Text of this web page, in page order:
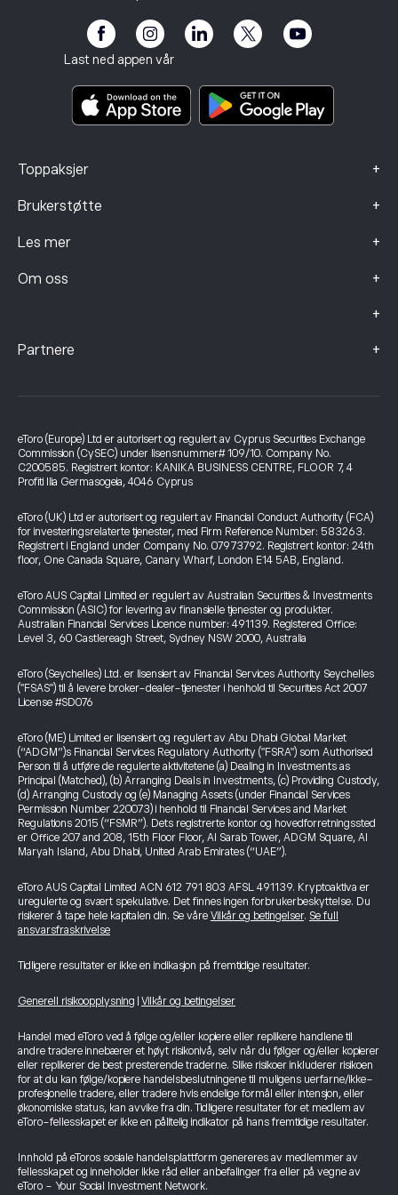
Last ned appen vår
Toppaksjer +
Brukerstøtte +
Les mer +
Om oss +
+
Risikoopplysning
Betingelser og vilkår
Nøkkelinformasjonsdokumenter
Klagedata (FCA-klienter)
Partnere +
Investeringsforsikring
eToro (Europe) Ltd er autorisert og regulert av Cyprus Securities Exchange
Commission (CySEC) under lisensnummer# 109/10. Company No.
C200585. Registrert kontor: KANIKA BUSINESS CENTRE, FLOOR 7, 4
Profiti Ilia Germasogeia, 4046 Cyprus
eToro (UK) Ltd er autorisert og regulert av Financial Conduct Authority (FCA)
for investeringsrelaterte tjenester, med Firm Reference Number: 583263.
Registrert i England under Company No. 07973792. Registrert kontor: 24th
floor, One Canada Square, Canary Wharf, London E14 5AB, England.
eToro AUS Capital Limited er regulert av Australian Securities & Investments
Commission (ASIC) for levering av finansielle tjenester og produkter.
Australian Financial Services Licence number: 491139. Registered Office:
Level 3, 60 Castlereagh Street, Sydney NSW 2000, Australia
eToro (Seychelles) Ltd. er lisensiert av Financial Services Authority Seychelles
("FSAS") til å levere broker-dealer-tjenester i henhold til Securities Act 2007
License #SD076
eToro (ME) Limited er lisensiert og regulert av Abu Dhabi Global Market
(“ADGM”)s Financial Services Regulatory Authority ("FSRA") som Authorised
Person til å utføre de regulerte aktivitetene (a) Dealing in Investments as
Principal (Matched), (b) Arranging Deals in Investments, (c) Providing Custody,
(d) Arranging Custody og (e) Managing Assets (under Financial Services
Permission Number 220073) i henhold til Financial Services and Market
Regulations 2015 (“FSMR”). Dets registrerte kontor og hovedforretningssted
er Office 207 and 208, 15th Floor Floor, Al Sarab Tower, ADGM Square, Al
Maryah Island, Abu Dhabi, United Arab Emirates (“UAE”).
eToro AUS Capital Limited ACN 612 791 803 AFSL 491139. Kryptoaktiva er
uregulerte og svært spekulative. Det finnes ingen forbrukerbeskyttelse. Du
risikerer å tape hele kapitalen din. Se våre Vilkår og betingelser. Se full
ansvarsfraskrivelse
Tidligere resultater er ikke en indikasjon på fremtidige resultater.
Generell risikoopplysning Vilkår og betingelser
Handel med eToro ved å følge og/eller kopiere eller replikere handlene til
andre tradere innebærer et høyt risikonivå, selv når du følger og/eller kopierer
eller replikerer de best presterende traderne. Slike risikoer inkluderer risikoen
for at du kan følge/kopiere handelsbeslutningene til muligens uerfarne/ikke-
profesjonelle tradere, eller tradere hvis endelige formål eller intensjon, eller
økonomiske status, kan avvike fra din. Tidligere resultater for et medlem av
eToro-fellesskapet er ikke en pålitelig indikator på hans fremtidige resultater.
Innhold på eToros sosiale handelsplattform genereres av medlemmer av
fellesskapet og inneholder ikke råd eller anbefalinger fra eller på vegne av
eToro - Your Social Investment Network.